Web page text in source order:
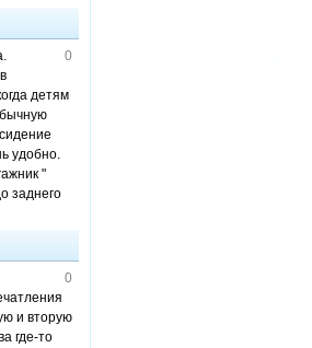
0
детям
удобно.
"
заднего
0
и вторую
где-то